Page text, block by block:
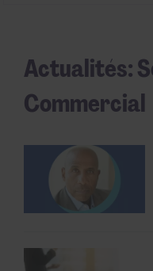
Actualités:
Commercial